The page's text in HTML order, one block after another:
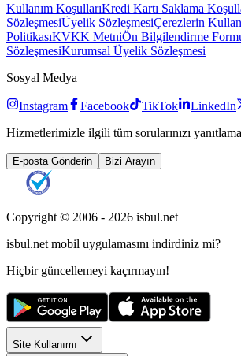
Kullanım KoşullarıKredi Kartı Saklama
SözleşmesiÜyelik SözleşmesiÇerezlerin
PolitikasıKVKK MetniÖn Bilgilendirme
SözleşmesiKurumsal Üyelik Sözleşmesi
Sosyal Medya
Instagram Facebook TikTok LinkedIn
Hizmetlerimizle ilgili tüm sorularınızı
E-posta Gönderin Bizi Arayın
Copyright © 2006 - 2026 isbul.net
isbul.net mobil uygulamasını indirdiniz mi?
Hiçbir güncellemeyi kaçırmayın!
Site Kullanımı